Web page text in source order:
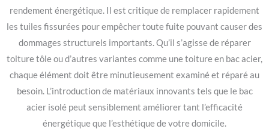
rendement énergétique. Il est critique de remplacer rapidement
les tuiles fissurées pour empêcher toute fuite pouvant causer des
dommages structurels importants. Qu’il s’agisse de réparer
toiture tôle ou d’autres variantes comme une toiture en bac acier,
chaque élément doit être minutieusement examiné et réparé au
besoin. L’introduction de matériaux innovants tels que le bac
acier isolé peut sensiblement améliorer tant l’efficacité
énergétique que l’esthétique de votre domicile.